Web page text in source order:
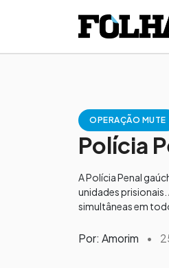
OPERAÇÃO MUTE
Polícia
A Polícia Penal
unidades
simultâneas em
Por: Amorim •